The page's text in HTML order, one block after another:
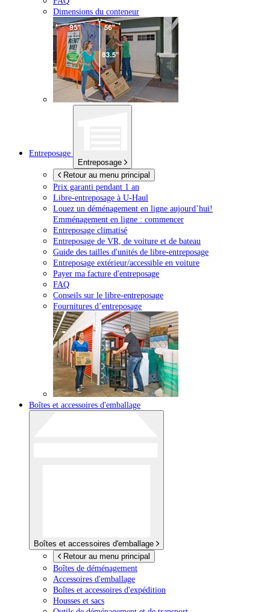
Dimensions du conteneur
Entreposage
Entreposage
Retour au menu principal
Prix garanti pendant 1 an
Libre-entreposage à U-Haul
Louez un déménagement en ligne aujourd’hui!
Emménagement en ligne : commencer
Entreposage climatisé
Entreposage de VR, de voiture et de bateau
Guide des tailles d'unités de libre-entreposage
Entreposage extérieur/accessible en voiture
Payer ma facture d'entreposage
FAQ
Conseils sur le libre-entreposage
Fournitures d’entreposage
Boîtes et accessoires d'emballage
Boîtes et accessoires d'emballage
Retour au menu principal
Boîtes de déménagement
Accessoires d'emballage
Boîtes et accessoires d'expédition
Housses et sacs